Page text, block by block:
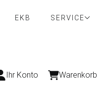
EKB
SERVICE
Ihr Konto Warenkorb